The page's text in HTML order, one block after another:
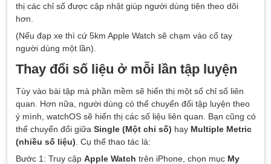
thị các chỉ số được cập nhật giúp người dùng tiện theo dõi
hơn.
(Nếu đạp xe thì cứ 5km Apple Watch sẽ chạm vào cổ tay
người dùng một lần).
Thay đổi số liệu ở mỗi lần tập luyện
Tùy vào bài tập mà phần mềm sẽ hiển thị một số chỉ số liên
quan. Hơn nữa, người dùng có thể chuyển đổi tập luyện theo
ý mình, watchOS sẽ hiển thị các số liệu liên quan. Bạn cũng có
thể chuyển đổi giữa Single (Một chỉ số) hay Multiple Metric
(nhiều số liệu) . Cụ thể thao tác là:
Bước 1: Truy cập Apple Watch trên iPhone, chọn mục My